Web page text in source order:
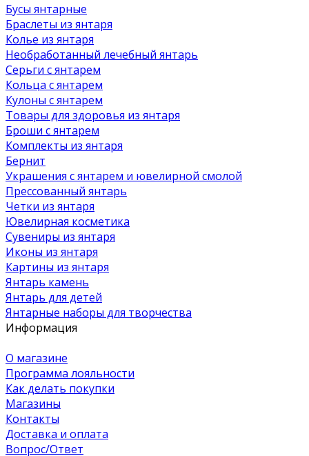
Бусы янтарные
Браслеты из янтаря
Колье из янтаря
Необработанный лечебный янтарь
Серьги с янтарем
Кольца с янтарем
Кулоны с янтарем
Товары для здоровья из янтаря
Броши с янтарем
Комплекты из янтаря
Бернит
Украшения с янтарем и ювелирной смолой
Прессованный янтарь
Четки из янтаря
Ювелирная косметика
Сувениры из янтаря
Иконы из янтаря
Картины из янтаря
Янтарь камень
Янтарь для детей
Янтарные наборы для творчества
Информация
О магазине
Программа лояльности
Как делать покупки
Магазины
Контакты
Доставка и оплата
Вопрос/Ответ